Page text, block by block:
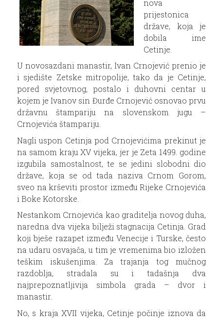
nova
prijestonica
države, koja je
dobila ime
Cetinje.
U novosazdani manastir, Ivan Crnojević prenio je
i sjedište Zetske mitropolije, tako da je Cetinje,
pored svjetovnog, postalo i duhovni centar u
kojem je Ivanov sin Đurđe Crnojević osnovao prvu
državnu štampariju na slovenskom jugu –
Crnojevića štampariju.
Nagli uspon Cetinja pod Crnojevićima prekinut je
na samom kraju XV vijeka, jer je Zeta 1499. godine
izgubila samostalnost, te se jedini slobodni dio
države, koja se od tada naziva Crnom Gorom,
sveo na krševiti prostor između Rijeke Crnojevića
i Boke Kotorske.
Nestankom Crnojevića kao graditelja novog duha,
naredna dva vijeka bilježi stagnacija Cetinja. Grad
koji bješe razapet između Venecije i Turske, često
na udaru osvajača, u tim je vremenima bio izložen
teškim iskušenjima. Za trajanja tog mučnog
razdoblja, stradala su i tadašnja dva
najprepoznatljivija simbola grada – dvor i
manastir.
No, s kraja XVII vijeka, Cetinje počinje iznova da